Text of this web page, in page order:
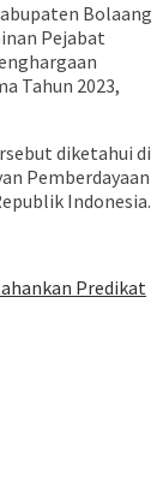
Bolaang
Pejabat
Tahun 2023,
diketahui di
Pemberdayaan
Indonesia.
Predikat